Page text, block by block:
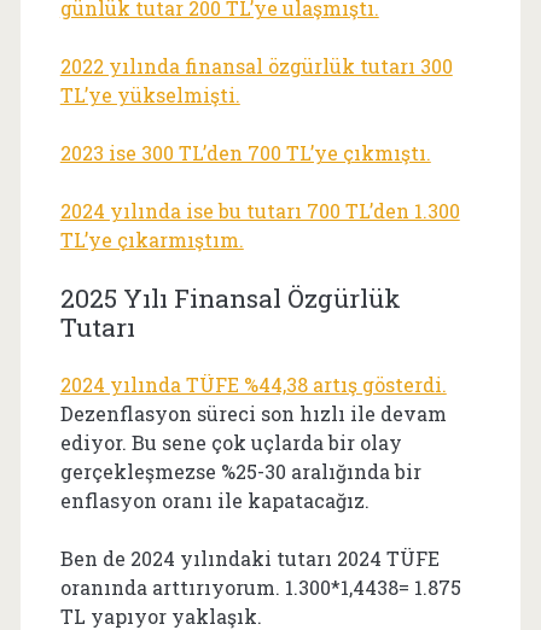
günlük tutar 200 TL’ye ulaşmıştı.
2022 yılında finansal özgürlük tutarı 300
TL’ye yükselmişti.
2023 ise 300 TL’den 700 TL’ye çıkmıştı.
2024 yılında ise bu tutarı 700 TL’den 1.300
TL’ye çıkarmıştım.
2025 Yılı Finansal Özgürlük
Tutarı
2024 yılında TÜFE %44,38 artış gösterdi.
Dezenflasyon süreci son hızlı ile devam
ediyor. Bu sene çok uçlarda bir olay
gerçekleşmezse %25-30 aralığında bir
enflasyon oranı ile kapatacağız.
Ben de 2024 yılındaki tutarı 2024 TÜFE
oranında arttırıyorum. 1.300*1,4438= 1.875
TL yapıyor yaklaşık.